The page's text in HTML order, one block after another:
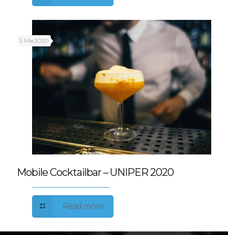
5. Mai 2020
Mobile Cocktailbar – UNIPER 2020
Read more